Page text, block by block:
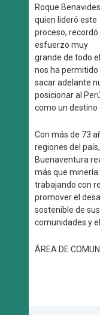
Roque
quien lideró este
proceso, recordó
esfuerzo muy
grande de todo
nos ha permitido
sacar adelante
posicionar al
como un destino
Con más de 73
regiones del país,
Buenaventura
más que minería:
trabajando con
promover el
sostenible de
comunidades y el
ÁREA DE